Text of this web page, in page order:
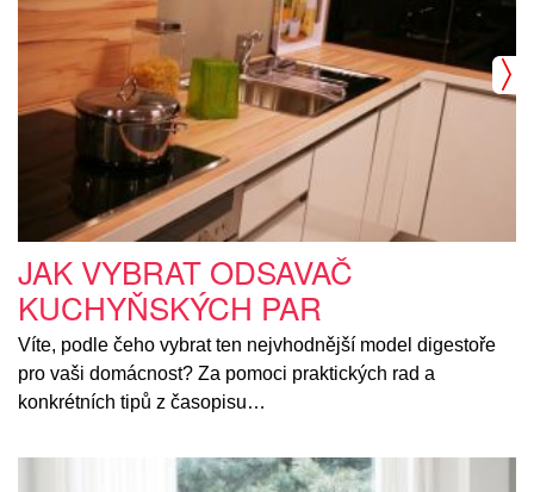
JAK VYBRAT ODSAVAČ
KUCHYŇSKÝCH PAR
Víte, podle čeho vybrat ten nejvhodnější model digestoře
pro vaši domácnost? Za pomoci praktických rad a
konkrétních tipů z časopisu…